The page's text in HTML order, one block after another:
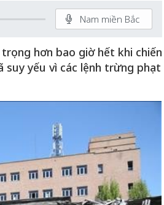
Nam miền Bắc
hơn bao giờ hết khi chiến
yếu vì các lệnh trừng phạt